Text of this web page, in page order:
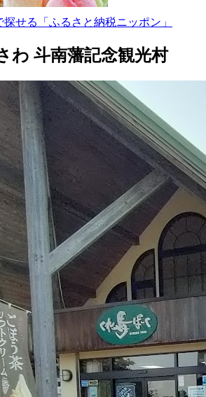
せる「ふるさと納税ニッポン」
わ 斗南藩記念観光村